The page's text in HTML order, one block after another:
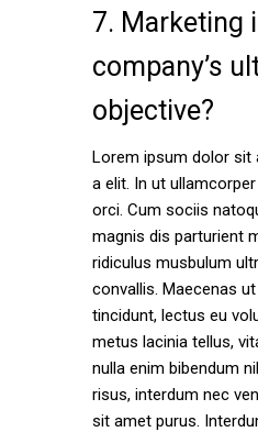
7. Marketing
company’s
objective?
Lorem ipsum dolor sit
a elit. In ut
orci. Cum sociis
magnis dis parturient
ridiculus musbulum
convallis. Maecenas
tincidunt, lectus eu
metus lacinia tellus,
nulla enim bibendum
risus, interdum nec
sit amet purus.